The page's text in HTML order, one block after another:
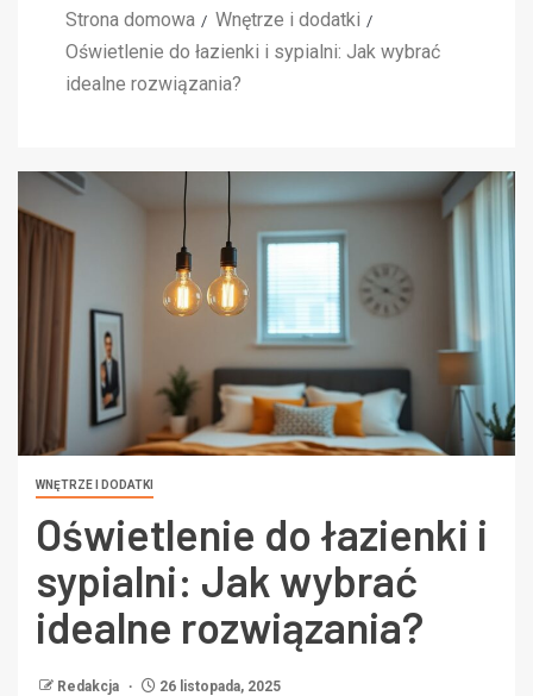
Strona domowa
Wnętrze i dodatki
Oświetlenie do łazienki i sypialni: Jak wybrać
idealne rozwiązania?
WNĘTRZE I DODATKI
Oświetlenie do łazienki i
sypialni: Jak wybrać
idealne rozwiązania?
Redakcja 26 listopada, 2025